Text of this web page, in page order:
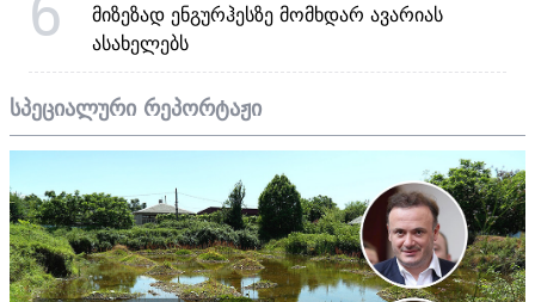
6
მიზეზად ენგურჰესზე მომხდარ ავარიას
ასახელებს
სპეციალური რეპორტაჟი